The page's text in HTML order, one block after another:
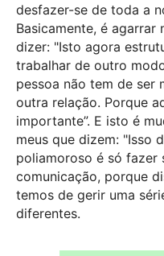
desfazer-se de toda a
Basicamente, é agarrar
dizer: "Isto agora
trabalhar de outro
pessoa não tem de ser
outra relação. Porque
importante”. E isto é
meus que dizem: "Isso
poliamoroso é só fazer
comunicação, porque
temos de gerir uma
diferentes.